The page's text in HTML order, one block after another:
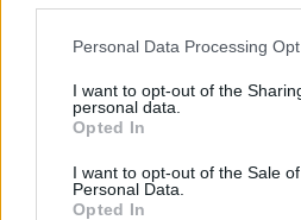
Please note that this website/app
not limited to your visit or usage
grant or deny consent to Google
use your data for below specified
consent section.
Personal Data Processing
I want to opt-out of the
personal data.
Opted In
I want to opt-out of the Sale
Personal Data.
Opted In
χώρας μας μέσω των
κόσμο.